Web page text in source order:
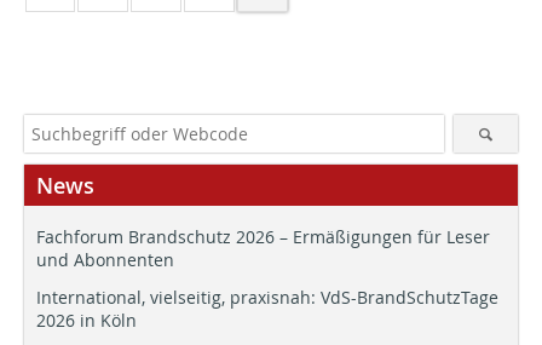
News
Fachforum Brandschutz 2026 – Ermäßigungen für Leser
und Abonnenten
International, vielseitig, praxisnah: VdS-BrandSchutzTage
2026 in Köln